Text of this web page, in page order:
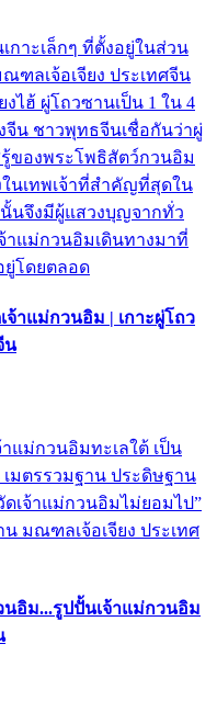
กาะเล็กๆ ที่ตั้งอยู่ในส่วน
ฑลเจ้อเจียง ประเทศจีน
ไฮ้ ผู่โถวซานเป็น 1 ใน 4
น ชาวพุทธจีนเชื่อกันว่าผู่
ของพระโพธิสัตว์กวนอิม
นเทพเจ้าที่สำคัญที่สุดใน
นจึงมีผู้แสวงบุญจากทั่ว
าแม่กวนอิมเดินทางมาที่
ยู่โดยตลอด
าแม่กวนอิม | เกาะผู่โถว
น
แม่กวนอิมทะเลใต้ เป็น
มตรรวมฐาน ประดิษฐาน
เจ้าแม่กวนอิมไม่ยอมไป”
มณฑลเจ้อเจียง ประเทศ
นอิม...รูปปั้นเจ้าแม่กวนอิม